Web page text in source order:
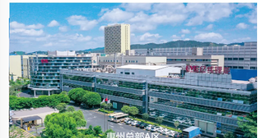
serta kualiti persekitaran...